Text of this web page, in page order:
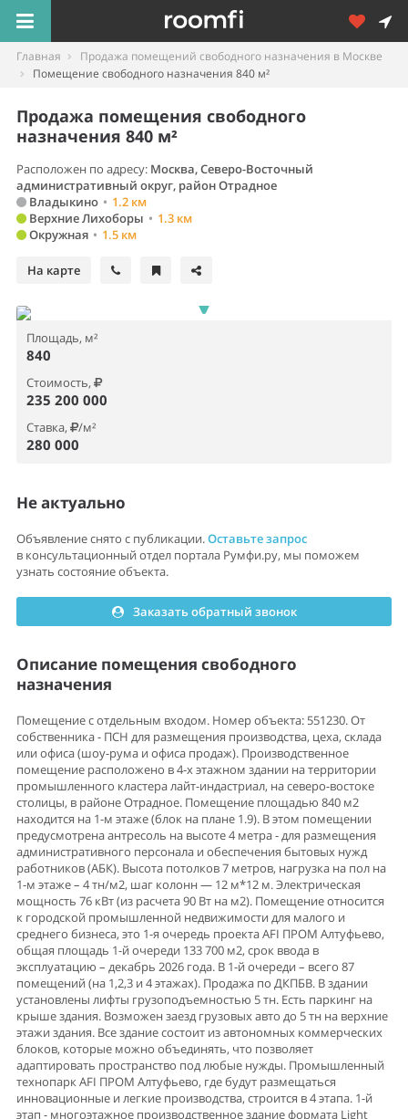
Главная
Продажа помещений свободного назначения в Москве
Помещение свободного назначения 840 м²
Продажа помещения свободного
назначения 840 м²
Расположен по адресу: Москва, Северо-Восточный
административный округ, район Отрадное
Владыкино • 1.2 км
Верхние Лихоборы • 1.3 км
Окружная • 1.5 км
На карте
Площадь, м²
840
Стоимость,
235 200 000
Ставка, /м²
280 000
Не актуально
Объявление снято с публикации.Оставьте запрос
в консультационный отдел портала Румфи.ру, мы поможем
узнать состояние объекта.
Заказать обратный звонок
Описание помещения свободного
назначения
Помещение с отдельным входом. Номер объекта: 551230. От
собственника - ПСН для размещения производства, цеха, склада
или офиса (шоу-рума и офиса продаж). Производственное
помещение расположено в 4-х этажном здании на территории
промышленного кластера лайт-индастриал, на северо-востоке
столицы, в районе Отрадное. Помещение площадью 840 м2
находится на 1-м этаже (блок на плане 1.9). В этом помещении
предусмотрена антресоль на высоте 4 метра - для размещения
административного персонала и обеспечения бытовых нужд
работников (АБК). Высота потолков 7 метров, нагрузка на пол на
1-м этаже – 4 тн/м2, шаг колонн — 12 м*12 м. Электрическая
мощность 76 кВт (из расчета 90 Вт на м2). Помещение относится
к городской промышленной недвижимости для малого и
среднего бизнеса, это 1-я очередь проекта AFI ПРОМ Алтуфьево,
общая площадь 1-й очереди 133 700 м2, срок ввода в
эксплуатацию – декабрь 2026 года. В 1-й очереди – всего 87
помещений (на 1,2,3 и 4 этажах). Продажа по ДКПБВ. В здании
установлены лифты грузоподъемностью 5 тн. Есть паркинг на
крыше здания. Возможен заезд грузовых авто до 5 тн на верхние
этажи здания. Все здание состоит из автономных коммерческих
блоков, которые можно объединять, что позволяет
адаптировать пространство под любые нужды. Промышленный
технопарк AFI ПРОМ Алтуфьево, где будут размещаться
инновационные и легкие производства, строится в 4 этапа. 1-й
этап - многоэтажное производственное здание формата Light